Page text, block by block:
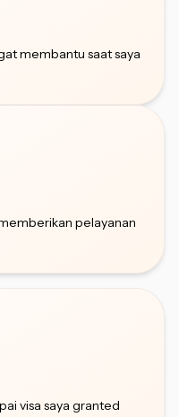
membantu saat saya
pelayanan
visa saya granted